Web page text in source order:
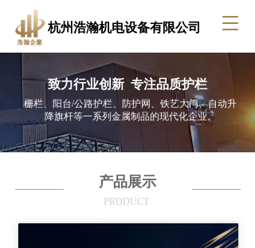
T
g
g
e
n
v
i
杭州浩瀚机电设备有限公司
致力行业创新  专注品质护栏
栅栏、阳台/公路护栏、防护网、铁艺大门、自动升
降旗杆等一系列金属制品的现代化企业。
产品展示
PRODUCT